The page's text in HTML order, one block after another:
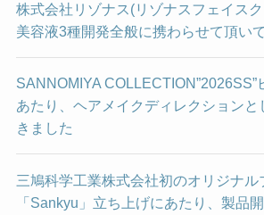
株式会社リゾナス(リゾナスフェイス
美容液3種開発全般に携わらせて頂い
SANNOMIYA COLLECTION”2026SS”
あたり、ヘアメイクディレクション
きました
三鳩科学工業株式会社初のオリジナル
「Sankyu」立ち上げにあたり、製品